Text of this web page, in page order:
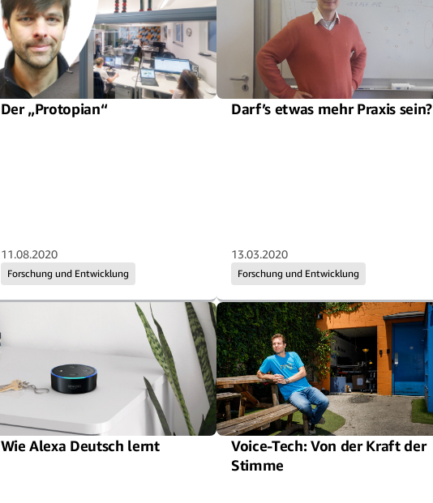
Der „Protopian“
Forschung und Entwicklung
11.08.2020
Darf’s etwas mehr Praxis sein?
Forschung und Entwicklung
13.03.2020
Wie Alexa Deutsch lernt
Voice-Tech: Von der Kraft der
Stimme